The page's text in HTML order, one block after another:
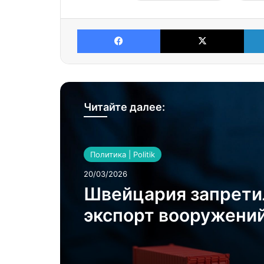
Facebook X
Читайте далее:
Политика | Politik
20/03/2026
Швейцария
экспорт